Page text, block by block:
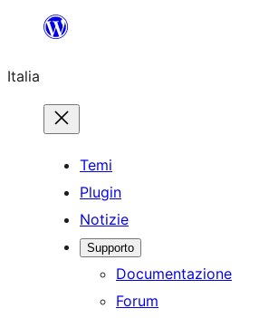
contenuto
Italia
Temi
Plugin
Notizie
Supporto
Documentazione
Forum